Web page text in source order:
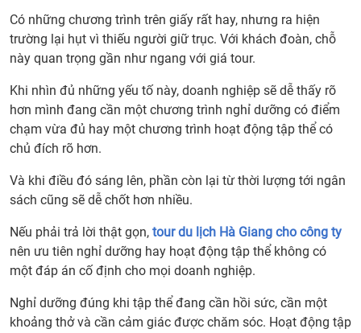
Có những chương trình trên giấy rất hay, nhưng ra hiện
trường lại hụt vì thiếu người giữ trục. Với khách đoàn, chỗ
này quan trọng gần như ngang với giá tour.
Khi nhìn đủ những yếu tố này, doanh nghiệp sẽ dễ thấy rõ
hơn mình đang cần một chương trình nghỉ dưỡng có điểm
chạm vừa đủ hay một chương trình hoạt động tập thể có
chủ đích rõ hơn.
Và khi điều đó sáng lên, phần còn lại từ thời lượng tới ngân
sách cũng sẽ dễ chốt hơn nhiều.
Nếu phải trả lời thật gọn, tour du lịch Hà Giang cho công ty
nên ưu tiên nghỉ dưỡng hay hoạt động tập thể không có
một đáp án cố định cho mọi doanh nghiệp.
Nghỉ dưỡng đúng khi tập thể đang cần hồi sức, cần một
khoảng thở và cần cảm giác được chăm sóc. Hoạt động tập